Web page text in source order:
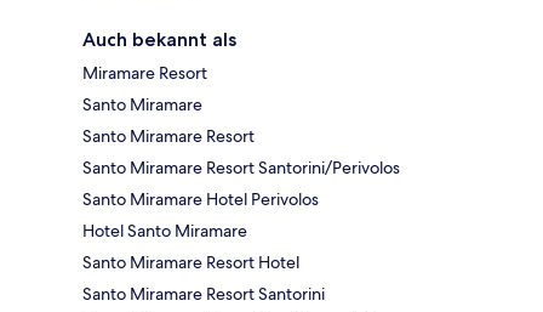
Auch bekannt als
Miramare Resort
Santo Miramare
Santo Miramare Resort
Santo Miramare Resort Santorini/Perivolos
Santo Miramare Hotel Perivolos
Hotel Santo Miramare
Santo Miramare Resort Hotel
Santo Miramare Resort Santorini